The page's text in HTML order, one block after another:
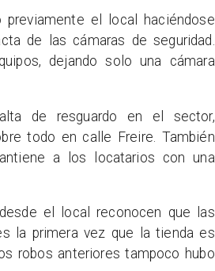
previamente el local haciéndose
de las cámaras de seguridad.
dejando solo una cámara
de resguardo en el sector,
todo en calle Freire. También
a los locatarios con una
el local reconocen que las
la primera vez que la tienda es
robos anteriores tampoco hubo